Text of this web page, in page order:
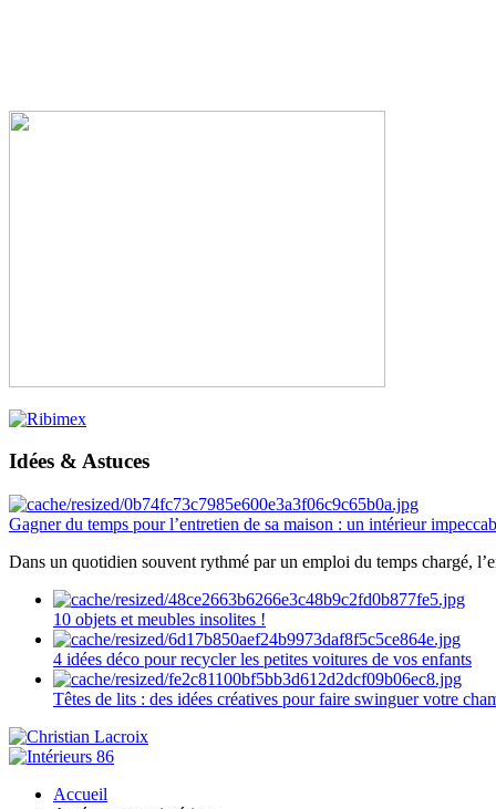
Idées & Astuces
Gagner du temps pour l’entretien de sa maison : un intérieur
Dans un quotidien souvent rythmé par un emploi du temps chargé,
10 objets et meubles insolites !
4 idées déco pour recycler les petites voitures de vos enfants
Têtes de lits : des idées créatives pour faire swinguer votre
Accueil